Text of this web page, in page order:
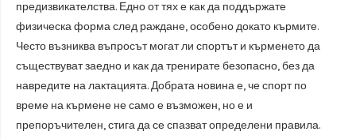
предизвикателства. Едно от тях е как да поддържате
физическа форма след раждане, особено докато кърмите.
Често възниква въпросът могат ли спортът и кърменето да
съществуват заедно и как да тренирате безопасно, без да
навредите на лактацията. Добрата новина е, че спорт по
време на кърмене не само е възможен, но е и
препоръчителен, стига да се спазват определени правила.